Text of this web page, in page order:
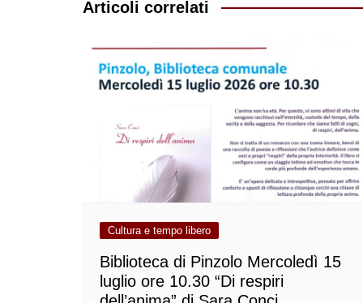
Articoli correlati
Cultura e tempo libero
Biblioteca di Pinzolo Mercoledì 15
luglio ore 10.30 “Di respiri